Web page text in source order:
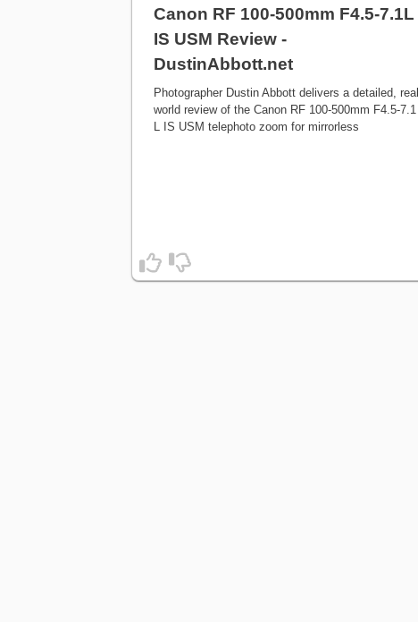
Canon RF 100-500mm F4.5-7.1L
IS USM Review -
DustinAbbott.net
Photographer Dustin Abbott delivers a detailed, real
world review of the Canon RF 100-500mm F4.5-7.1
L IS USM telephoto zoom for mirrorless